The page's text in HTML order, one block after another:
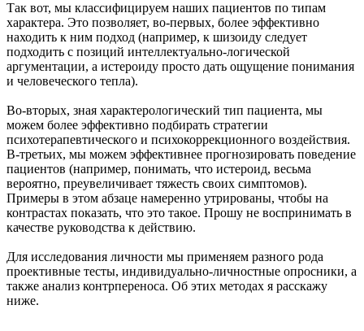
Так вот, мы классифицируем наших пациентов по типам
характера. Это позволяет, во-первых, более эффективно
находить к ним подход (например, к шизоиду следует
подходить с позиций интеллектуально-логической
аргументации, а истероиду просто дать ощущение понимания
и человеческого тепла).
Во-вторых, зная характерологический тип пациента, мы
можем более эффективно подбирать стратегии
психотерапевтического и психокоррекционного воздействия.
В-третьих, мы можем эффективнее прогнозировать поведение
пациентов (например, понимать, что истероид, весьма
вероятно, преувеличивает тяжесть своих симптомов).
Примеры в этом абзаце намеренно утрированы, чтобы на
контрастах показать, что это такое. Прошу не воспринимать в
качестве руководства к действию.
Для исследования личности мы применяем разного рода
проективные тесты, индивидуально-личностные опросники, а
также анализ контрпереноса. Об этих методах я расскажу
ниже.